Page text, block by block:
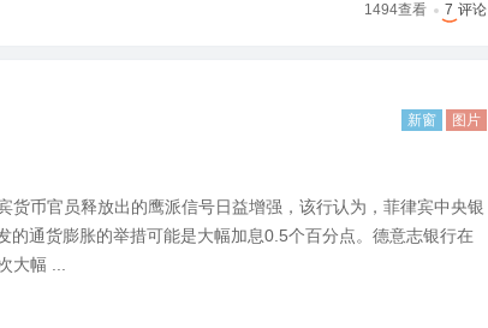
1494查看 7 评论
新窗 图片
货币官员释放出的鹰派信号日益增强，该行认为，菲律宾中央银
的通货膨胀的举措可能是大幅加息0.5个百分点。德意志银行在
大幅 ...